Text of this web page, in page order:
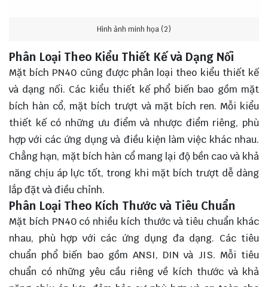
Hình ảnh minh họa (2)
Phân Loại Theo Kiểu Thiết Kế và Dạng Nối
Mặt bích PN40 cũng được phân loại theo kiểu thiết kế
và dạng nối. Các kiểu thiết kế phổ biến bao gồm mặt
bích hàn cổ, mặt bích trượt và mặt bích ren. Mỗi kiểu
thiết kế có những ưu điểm và nhược điểm riêng, phù
hợp với các ứng dụng và điều kiện làm việc khác nhau.
Chẳng hạn, mặt bích hàn cổ mang lại độ bền cao và khả
năng chịu áp lực tốt, trong khi mặt bích trượt dễ dàng
lắp đặt và điều chỉnh.
Phân Loại Theo Kích Thước và Tiêu Chuẩn
Mặt bích PN40 có nhiều kích thước và tiêu chuẩn khác
nhau, phù hợp với các ứng dụng đa dạng. Các tiêu
chuẩn phổ biến bao gồm ANSI, DIN và JIS. Mỗi tiêu
chuẩn có những yêu cầu riêng về kích thước và khả